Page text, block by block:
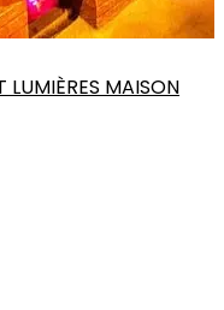
LUMIÈRES MAISON